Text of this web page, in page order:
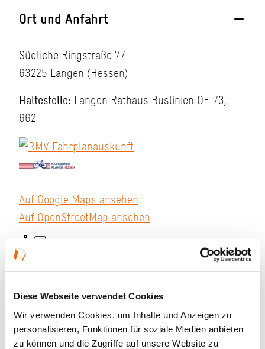
Diese Webseite verwendet Cookies
Wir verwenden Cookies, um Inhalte und Anzeigen zu
personalisieren, Funktionen für soziale Medien anbieten
zu können und die Zugriffe auf unsere Website zu
Ort und Anfahrt
Südliche Ringstraße 77
63225 Langen (Hessen)
Haltestelle: Langen Rathaus Buslinien OF-73,
662
Auf Google Maps ansehen
Auf OpenStreetMap ansehen